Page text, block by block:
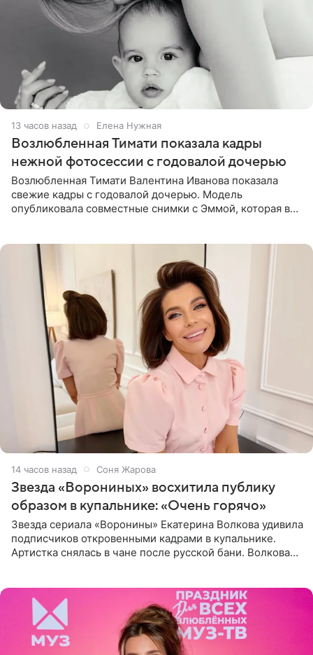
13 часов назад Елена Нужная
Возлюбленная Тимати показала кадры
нежной фотосессии с годовалой дочерью
Возлюбленная Тимати Валентина Иванова показала
свежие кадры с годовалой дочерью. Модель
опубликовала совместные снимки с Эммой, которая в
14 часов назад Соня Жарова
Звезда «Ворониных» восхитила публику
образом в купальнике: «Очень горячо»
Звезда сериала «Воронины» Екатерина Волкова удивила
подписчиков откровенными кадрами в купальнике.
Артистка снялась в чане после русской бани. Волкова